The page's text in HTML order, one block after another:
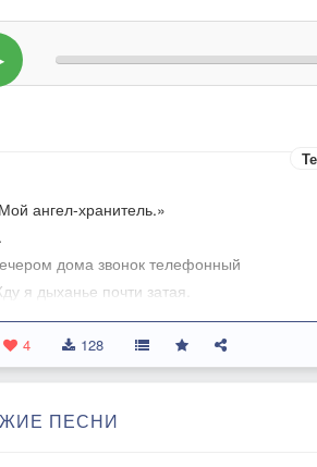
ангел-хранитель.»
дома звонок телефонный
я дыханье почти затая.
любимый,до боли знакомый,
Снова услышу: «Привет,это я.»
стремительно катятся мимо,
любовь тонкой нитью незримой
4 128
ПЕСНИ